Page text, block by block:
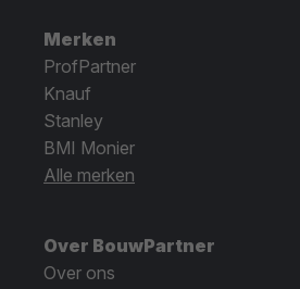
Merken
ProfPartner
Knauf
Stanley
BMI Monier
Alle merken
Over BouwPartner
Over ons